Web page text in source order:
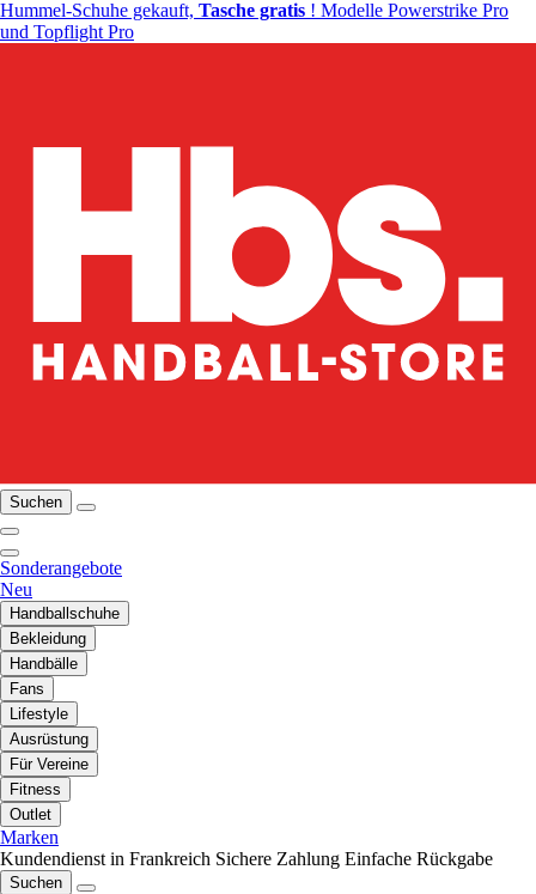
Hummel-Schuhe gekauft, Tasche gratis ! Modelle Powerstrike Pro
und Topflight Pro
Suchen
Sonderangebote
Neu
Handballschuhe
Bekleidung
Handbälle
Fans
Lifestyle
Ausrüstung
Für Vereine
Fitness
Outlet
Marken
Kundendienst in Frankreich Sichere Zahlung Einfache Rückgabe
Suchen